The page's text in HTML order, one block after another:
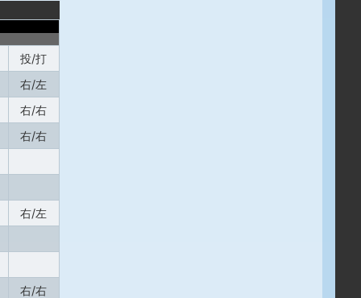
投/打
右/左
右/右
右/右
右/左
右/右